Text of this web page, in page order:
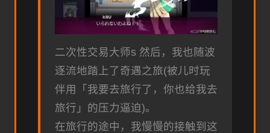
二次性交易大师s 然后，我也随波
逐流地踏上了奇遇之旅(被儿时玩
伴用「我要去旅行了，你也给我去
旅行」的压力逼迫)。
在旅行的途中，我慢慢的接触到这